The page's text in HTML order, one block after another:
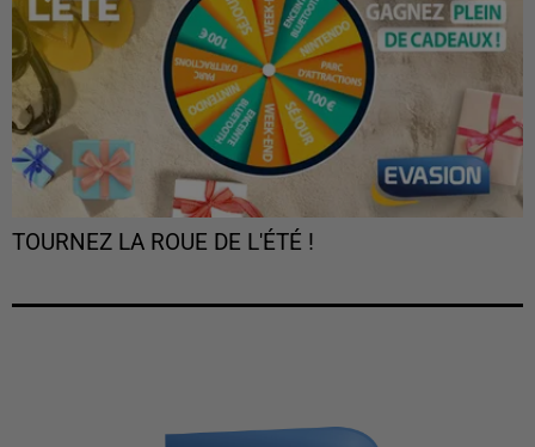
TOURNEZ LA ROUE DE L'ÉTÉ !